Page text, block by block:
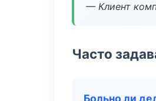
— Клиент
Часто
Больно ли